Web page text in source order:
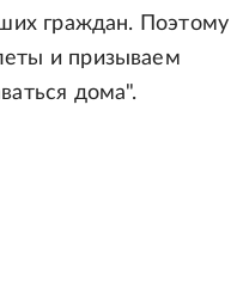
граждан. Поэтому
и призываем
дома".